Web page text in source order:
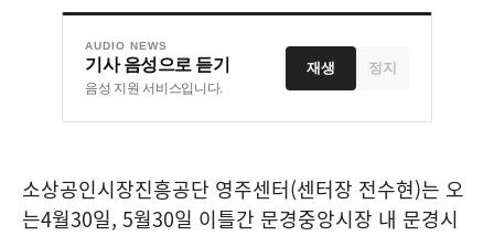
AUDIO NEWS
기사 음성으로 듣기
음성 지원 서비스입니다.
재생 정지
소상공인시장진흥공단 영주센터(센터장 전수현)는 오
는4월30일, 5월30일 이틀간 문경중앙시장 내 문경시